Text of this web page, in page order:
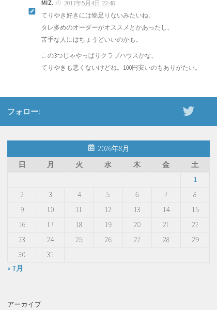
MIZ.
2017年5月4日 22:48
てりやき好きには物足りないみたいね。
タレ多めのオーダーがオススメとかあったし。
苦手な人にはちょうどいいのかも。
この3つじゃやっぱりクラブハウスかな。
てりやきも悪くないけどね。100円安いのもありがたい。
フォロー:
2026年8月
日
月 火 水 木 金
土
1
2
3 4 5 6 7
8
9
10 11 12 13 14
15
16
17 18 19 20 21
22
23
24 25 26 27 28
29
30
31
« 7月
アーカイブ